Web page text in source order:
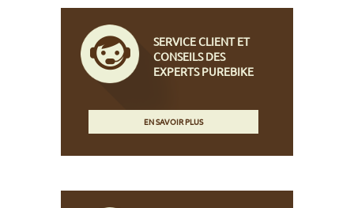
SERVICE CLIENT ET
CONSEILS DES
EXPERTS PUREBIKE
EN SAVOIR PLUS